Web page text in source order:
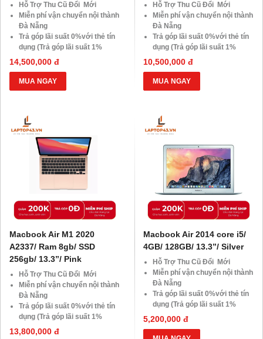
Hỗ Trợ Thu Cũ Đổi Mới
Miễn phí vận chuyển nội thành
Đà Nẵng
Trả góp lãi suất 0%với thẻ tín
dụng (Trả góp lãi suất 1%
HDsaison - chỉ cần CMND
BLX hoặc hộ khẩu gốc )
Giảm 20%khi nâng cấp Ram-
SSD
10.000 Voucher Giảm
Giá 500.000đ
14,500,000 đ
MUA NGAY
Hỗ Trợ Thu Cũ Đổi Mới
Miễn phí vận chuyển nội thành
Đà Nẵng
Trả góp lãi suất 0%với thẻ tín
dụng (Trả góp lãi suất 1%
HDsaison - chỉ cần CMND
BLX hoặc hộ khẩu gốc )
Giảm 20%khi nâng cấp Ram-
SSD
10.000 Voucher Giảm
Giá 500.000đ
10,500,000 đ
MUA NGAY
Macbook Air M1 2020
A2337/ Ram 8gb/ SSD
256gb/ 13.3”/ Pink
Hỗ Trợ Thu Cũ Đổi Mới
Miễn phí vận chuyển nội thành
Đà Nẵng
Trả góp lãi suất 0%với thẻ tín
dụng (Trả góp lãi suất 1%
HDsaison - chỉ cần CMND
13,800,000 đ
Macbook Air 2014 core i5/
4GB/ 128GB/ 13.3”/ Silver
Hỗ Trợ Thu Cũ Đổi Mới
Miễn phí vận chuyển nội thành
Đà Nẵng
Trả góp lãi suất 0%với thẻ tín
dụng (Trả góp lãi suất 1%
HDsaison - chỉ cần CMND
BLX hoặc hộ khẩu gốc )
Giảm 20%khi nâng cấp Ram-
5,200,000 đ